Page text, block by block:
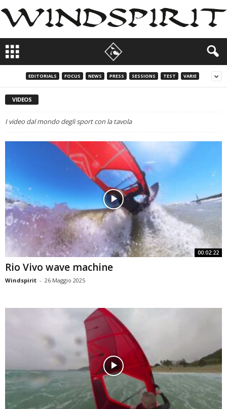
EDITORIALS FOCUS NEWS PRESS SESSIONS TEST VARIE
VIDEOS
I video dal mondo degli sport con la tavola
00:02:22
Rio Vivo wave machine
Windspirit - 26 Maggio 2025